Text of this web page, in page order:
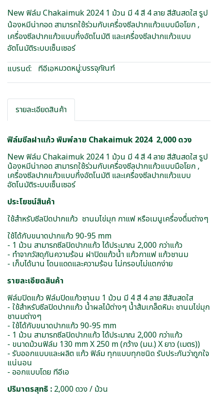
New ฟิล์ม Chakaimuk 2024 1 ม้วน มี 4 สี 4 ลาย สีสันสดใส รูป
น้องหมีน่ากอด สามารถใช้ร่วมกับเครื่องซีลปากแก้วแบบมือโยก ,
เครื่องซีลปากแก้วแบบกึ่งอัตโนมัติ และเครื่องซีลปากแก้วแบบ
อัตโนมัติระบบเซ็นเซอร์
แบรนด์:
ทีอีเอหมวดหมู่:บรรจุภัณฑ์
รายละเอียดสินค้า
ฟิล์มซีลฝาแก้ว พิมพ์ลาย Chakaimuk 2024 2,000 ดวง
New ฟิล์ม Chakaimuk 2024 1 ม้วน มี 4 สี 4 ลาย สีสันสดใส รูป
น้องหมีน่ากอด สามารถใช้ร่วมกับเครื่องซีลปากแก้วแบบมือโยก ,
เครื่องซีลปากแก้วแบบกึ่งอัตโนมัติ และเครื่องซีลปากแก้วแบบ
อัตโนมัติระบบเซ็นเซอร์
ประโยชน์สินค้า
ใช้สำหรับซีลปิดปากแก้ว ชานมไข่มุก กาแฟ หรือเมนูเครื่องดื่มต่างๆ
ใช้ได้กับขนาดปากแก้ว 90-95 mm
- 1 ม้วน สามารถซีลปิดปากแก้ว ได้ประมาณ 2,000 กว่าแก้ว
- ทำจากวัสดุกันความร้อน ฝาปิดแก้วน้ำ แก้วกาแฟ แก้วชานม
- เก็บได้นาน โดนแดดและความร้อน ไม่กรอบไม่แตกง่าย
รายละเอียดสินค้า
ฟิล์มปิดแก้ว ฟิล์มปิดแก้วชานม 1 ม้วน มี 4 สี 4 ลาย สีสันสดใส
- ใช้สำหรับซีลปิดปากแก้ว น้ำผลไม้ต่างๆ น้ำส้มเกล็ดหิมะ ชานมไข่มุก
ชานมต่างๆ
- ใช้ได้กับขนาดปากแก้ว 90-95 mm
- 1 ม้วน สามารถซีลปิดปากแก้ว ได้ประมาณ 2,000 กว่าแก้ว
- ขนาดม้วนฟิล์ม 130 mm X 250 m (กว้าง (มม.) X ยาว (เมตร))
- รับออกแบบและผลิต แก้ว ฟิล์ม ทุกแบบทุกชนิด รับประกันว่าถูกใจ
แน่นอน
- ออกแบบโดย ทีอีเอ
ปริมาตรสุทธิ : 2,000 ดวง / ม้วน